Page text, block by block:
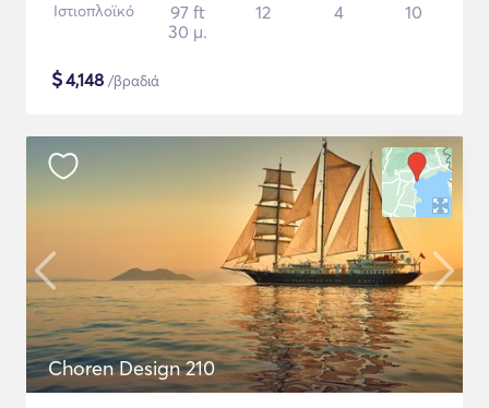
Ιστιοπλοϊκό
97 ft
30 μ.
12 4 10
$4,148 /βραδιά
Choren Design 210